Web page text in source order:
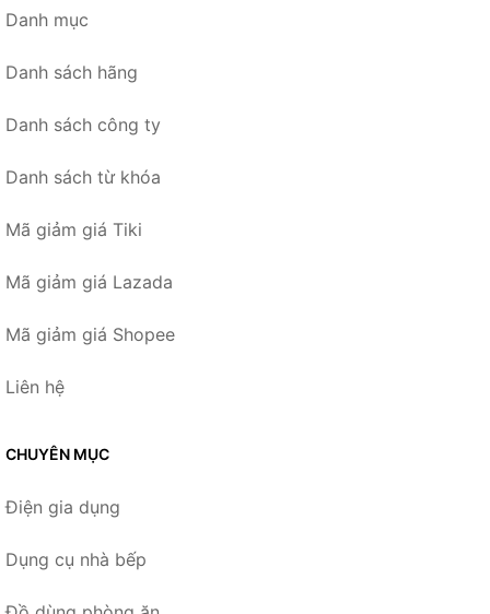
Danh mục
Danh sách hãng
Danh sách công ty
Danh sách từ khóa
Mã giảm giá Tiki
Mã giảm giá Lazada
Mã giảm giá Shopee
Liên hệ
CHUYÊN MỤC
Điện gia dụng
Dụng cụ nhà bếp